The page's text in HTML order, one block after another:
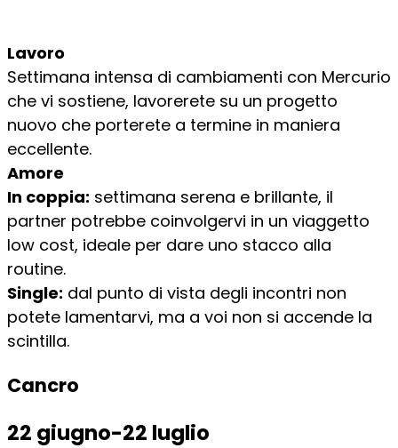
Lavoro
Settimana intensa di cambiamenti con Mercurio
che vi sostiene, lavorerete su un progetto
nuovo che porterete a termine in maniera
eccellente.
Amore
In coppia: settimana serena e brillante, il
partner potrebbe coinvolgervi in un viaggetto
low cost, ideale per dare uno stacco alla
routine.
Single: dal punto di vista degli incontri non
potete lamentarvi, ma a voi non si accende la
scintilla.
Cancro
22 giugno-22 luglio